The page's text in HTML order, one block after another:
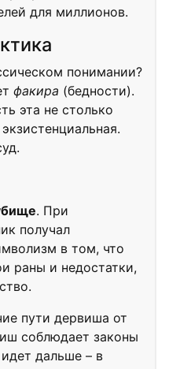
для миллионов.
понимании?
факира (бедности).
эта не столько
. При
получал
в том, что
раны и недостатки,
пути дервиша от
соблюдает законы
дальше – в